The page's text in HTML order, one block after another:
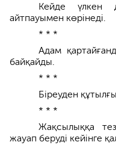
Кейде үлкен
айтпауымен көрінеді.
* * *
Адам
байқайды.
* * *
Біреуден
* * *
Жақсылыққа
жауап беруді кейінге